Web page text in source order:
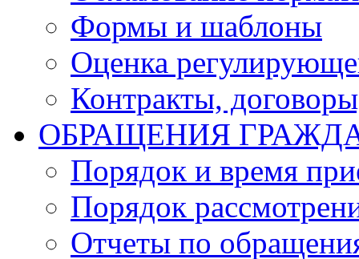
Формы и шаблоны
Оценка
Контракты,
ОБРАЩЕНИЯ
Порядок и время
Порядок
Отчеты по